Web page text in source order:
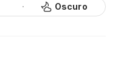
Oscuro